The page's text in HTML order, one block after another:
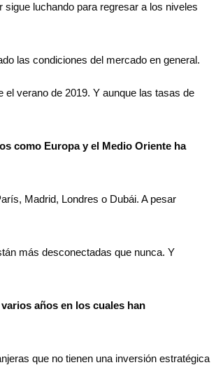
luchando para regresar a los niveles
las condiciones del mercado en general.
el verano de 2019. Y aunque las tasas de
como Europa y el Medio Oriente ha
Madrid, Londres o Dubái. A pesar
más desconectadas que nunca. Y
años en los cuales han
que no tienen una inversión estratégica